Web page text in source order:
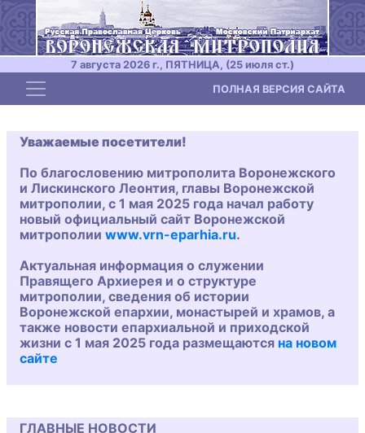
7 августа 2026 г., ПЯТНИЦА, (25 июля ст.)
Toggle navigation ПОЛНАЯ ВЕРСИЯ САЙТА
Уважаемые посетители!
По благословению митрополита Воронежского
и Лискинского Леонтия, главы Воронежской
митрополии, с 1 мая 2025 года начал работу
новый официальный сайт Воронежской
митрополии www.vrn-eparhia.ru.
Актуальная информация о служении
Правящего Архиерея и о структуре
митрополии, сведения об истории
Воронежской епархии, монастырей и храмов, а
также новости епархиальной и приходской
жизни с 1 мая 2025 года размещаются на новом
сайте
ГЛАВНЫЕ НОВОСТИ